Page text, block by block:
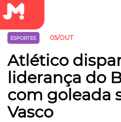
ESPORTES 05/OUT
Atlético
liderança do
com goleada
Vasco